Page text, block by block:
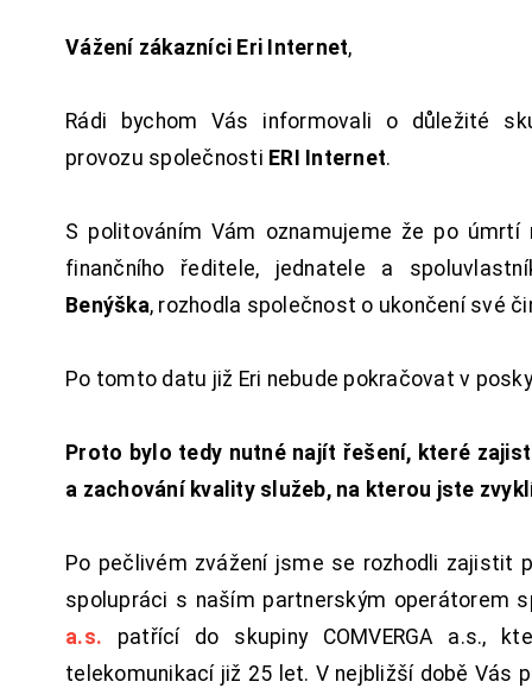
Vážení zákazníci Eri Internet,
Rádi bychom Vás informovali o důležité
provozu společnosti ERI Internet.
S politováním Vám oznamujeme že po úmrtí
finančního ředitele, jednatele a
Benýška, rozhodla společnost o ukončení své
Po tomto datu již Eri nebude pokračovat v
Proto bylo tedy nutné najít řešení, které
a zachování kvality služeb, na kterou jste
Po pečlivém zvážení jsme se rozhodli zajistit
spolupráci s naším partnerským operátorem
a.s. patřící do skupiny COMVERGA a.s.,
telekomunikací již 25 let. V nejbližší době Vás